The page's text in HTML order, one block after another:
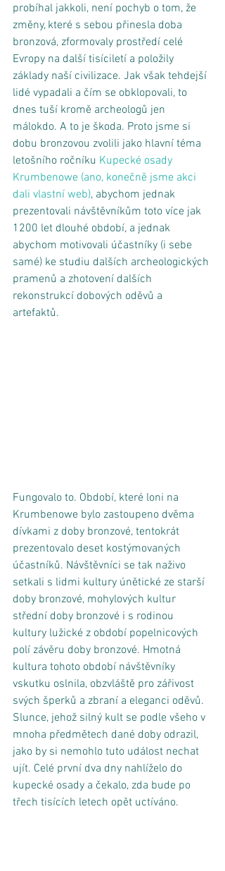
probíhal jakkoli, není pochyb o tom, že
změny, které s sebou přinesla doba
bronzová, zformovaly prostředí celé
Evropy na další tisíciletí a položily
základy naší civilizace. Jak však tehdejší
lidé vypadali a čím se obklopovali, to
dnes tuší kromě archeologů jen
málokdo. A to je škoda. Proto jsme si
dobu bronzovou zvolili jako hlavní téma
letošního ročníku Kupecké osady
Krumbenowe (ano, konečně jsme akci
dali vlastní web), abychom jednak
prezentovali návštěvníkům toto více jak
1200 let dlouhé období, a jednak
abychom motivovali účastníky (i sebe
samé) ke studiu dalších archeologických
pramenů a zhotovení dalších
rekonstrukcí dobových oděvů a
artefaktů.
Fungovalo to. Období, které loni na
Krumbenowe bylo zastoupeno dvěma
dívkami z doby bronzové, tentokrát
prezentovalo deset kostýmovaných
účastníků. Návštěvníci se tak naživo
setkali s lidmi kultury únětické ze starší
doby bronzové, mohylových kultur
střední doby bronzové i s rodinou
kultury lužické z období popelnicových
polí závěru doby bronzové. Hmotná
kultura tohoto období návštěvníky
vskutku oslnila, obzvláště pro zářivost
svých šperků a zbraní a eleganci oděvů.
Slunce, jehož silný kult se podle všeho v
mnoha předmětech dané doby odrazil,
jako by si nemohlo tuto událost nechat
ujít. Celé první dva dny nahlíželo do
kupecké osady a čekalo, zda bude po
třech tisících letech opět uctíváno.